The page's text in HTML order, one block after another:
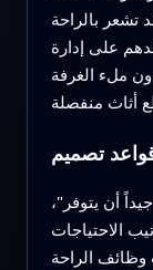
تشعر بالراحة
على إدارة
ملء الغرفة
تصميم
أن يتوفر"،
الاحتياجات
الراحة